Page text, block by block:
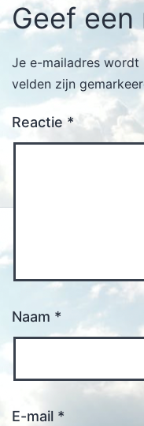
Geef een
Je e-mailadres wordt
velden zijn
Reactie *
Naam *
E-mail *